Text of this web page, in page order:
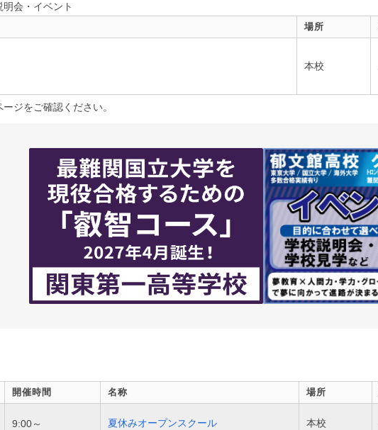
会・イベント
場所
本校
ジをご確認ください。
開催時間 名称 場所
9:00～ 夏休みオープンスクール 本校